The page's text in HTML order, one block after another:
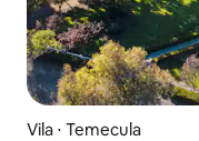
Vila ⋅ Temecula